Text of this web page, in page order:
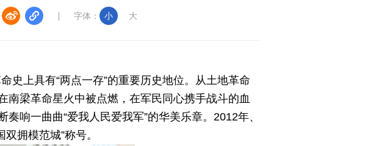
字体： 小 大
史上具有“两点一存”的重要历史地位。从土地革命
南梁革命星火中被点燃，在军民同心携手战斗的血
响一曲曲“爱我人民爱我军”的华美乐章。2012年、
拥模范城”称号。